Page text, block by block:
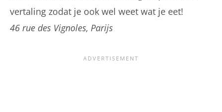
vertaling zodat je ook wel weet wat je eet!
46 rue des Vignoles, Parijs